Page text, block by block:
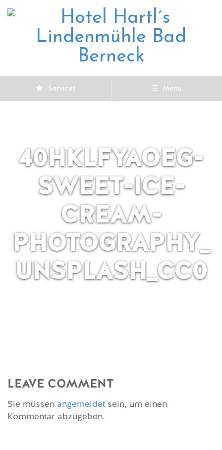
Services Menu
40HKLFYAOEG-
SWEET-ICE-
CREAM-
PHOTOGRAPHY_
UNSPLASH_CC0
LEAVE COMMENT
Sie müssen angemeldet sein, um einen
Kommentar abzugeben.